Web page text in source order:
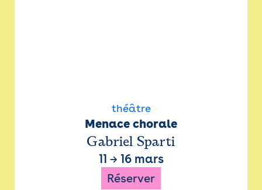
théâtre
Menace chorale
Gabriel Sparti
11 → 16 mars
Réserver